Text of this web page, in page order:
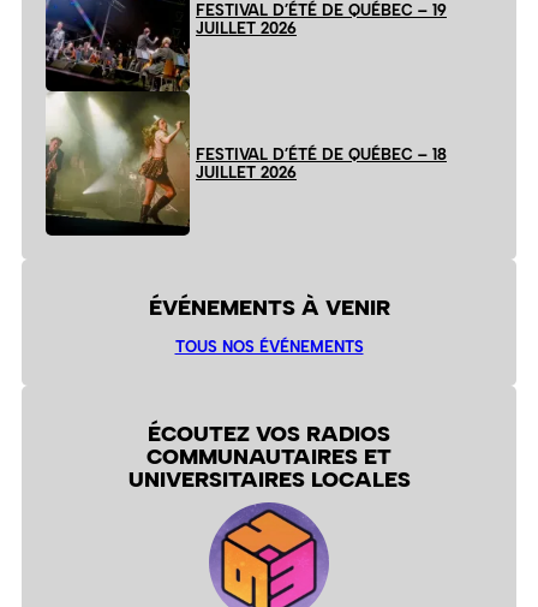
FESTIVAL D’ÉTÉ DE QUÉBEC – 19
JUILLET 2026
FESTIVAL D’ÉTÉ DE QUÉBEC – 18
JUILLET 2026
ÉVÉNEMENTS À VENIR
TOUS NOS ÉVÉNEMENTS
ÉCOUTEZ VOS RADIOS
COMMUNAUTAIRES ET
UNIVERSITAIRES LOCALES